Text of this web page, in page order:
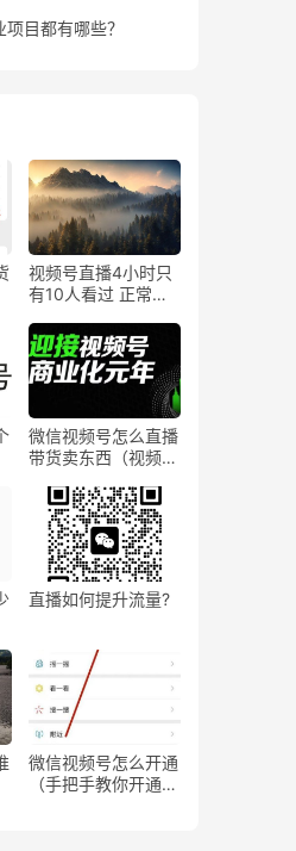
目都有哪些？
视频号直播4小时只
有10人看过 正常
微信视频号怎么直播
带货卖东西（视频号
直播如何提升流量?
微信视频号怎么开通
（手把手教你开通微